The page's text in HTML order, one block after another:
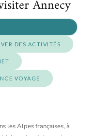
Annecy
DES ACTIVITÉS
VOYAGE
les Alpes françaises, à